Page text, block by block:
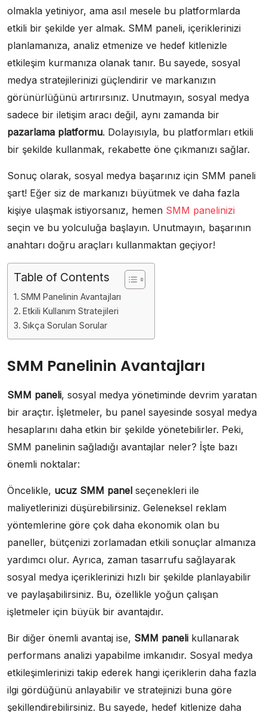
olmakla yetiniyor, ama asıl mesele bu platformlarda
etkili bir şekilde yer almak. SMM paneli, içeriklerinizi
planlamanıza, analiz etmenize ve hedef kitlenizle
etkileşim kurmanıza olanak tanır. Bu sayede, sosyal
medya stratejilerinizi güçlendirir ve markanızın
görünürlüğünü artırırsınız. Unutmayın, sosyal medya
sadece bir iletişim aracı değil, aynı zamanda bir
pazarlama platformu. Dolayısıyla, bu platformları etkili
bir şekilde kullanmak, rekabette öne çıkmanızı sağlar.
Sonuç olarak, sosyal medya başarınız için SMM paneli
şart! Eğer siz de markanızı büyütmek ve daha fazla
kişiye ulaşmak istiyorsanız, hemen SMM panelinizi
seçin ve bu yolculuğa başlayın. Unutmayın, başarının
anahtarı doğru araçları kullanmaktan geçiyor!
Table of Contents
SMM Panelinin Avantajları
Etkili Kullanım Stratejileri
Sıkça Sorulan Sorular
SMM Panelinin Avantajları
SMM paneli, sosyal medya yönetiminde devrim yaratan
bir araçtır. İşletmeler, bu panel sayesinde sosyal medya
hesaplarını daha etkin bir şekilde yönetebilirler. Peki,
SMM panelinin sağladığı avantajlar neler? İşte bazı
önemli noktalar:
Öncelikle, ucuz SMM panel seçenekleri ile
maliyetlerinizi düşürebilirsiniz. Geleneksel reklam
yöntemlerine göre çok daha ekonomik olan bu
paneller, bütçenizi zorlamadan etkili sonuçlar almanıza
yardımcı olur. Ayrıca, zaman tasarrufu sağlayarak
sosyal medya içeriklerinizi hızlı bir şekilde planlayabilir
ve paylaşabilirsiniz. Bu, özellikle yoğun çalışan
işletmeler için büyük bir avantajdır.
Bir diğer önemli avantaj ise, SMM paneli kullanarak
performans analizi yapabilme imkanıdır. Sosyal medya
etkileşimlerinizi takip ederek hangi içeriklerin daha fazla
ilgi gördüğünü anlayabilir ve stratejinizi buna göre
şekillendirebilirsiniz. Bu sayede, hedef kitlenize daha